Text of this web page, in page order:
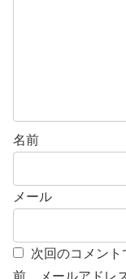
名前
メール
次回のコメン
前、メールアドレ